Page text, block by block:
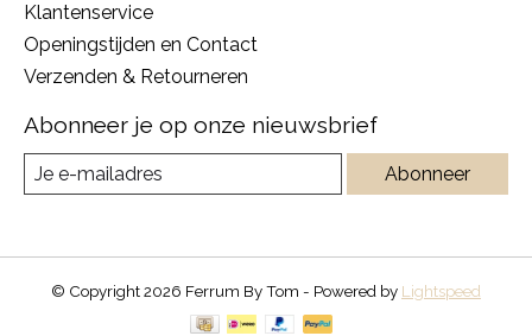
Klantenservice
Openingstijden en Contact
Verzenden & Retourneren
Abonneer je op onze nieuwsbrief
Abonneer
© Copyright 2026 Ferrum By Tom - Powered by Lightspeed